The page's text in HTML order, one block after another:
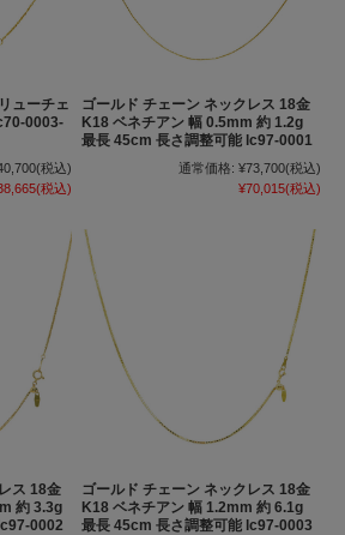
ューチェ
0003-
(税込)
(税込)
ゴールド チェーン ネックレス 18金
K18 ベネチアン 幅 0.5mm 約 1.2g
最長 45cm 長さ調整可能 lc97-0001
通常価格: ¥73,700(税込)
¥70,015(税込)
ス 18金
約 3.3g
0002
ゴールド チェーン ネックレス 18金
K18 ベネチアン 幅 1.2mm 約 6.1g
最長 45cm 長さ調整可能 lc97-0003